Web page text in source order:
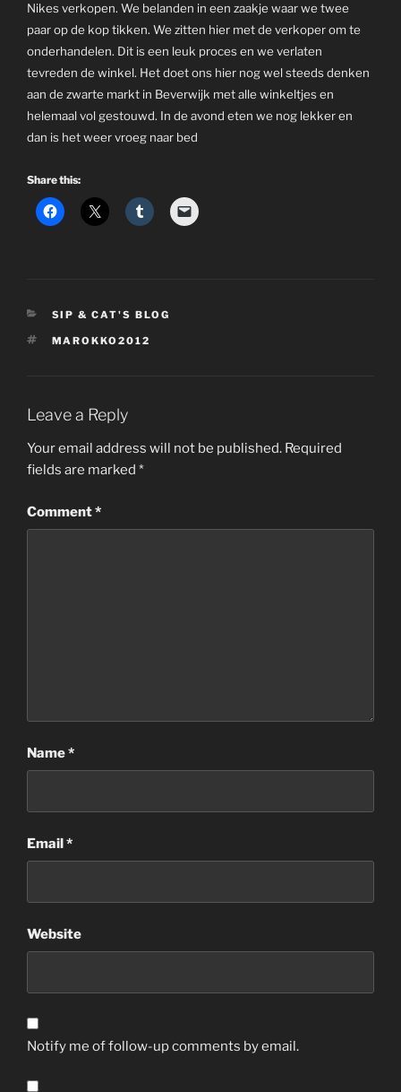
Nikes verkopen. We belanden in een zaakje waar we twee
paar op de kop tikken. We zitten hier met de verkoper om te
onderhandelen. Dit is een leuk proces en we verlaten
tevreden de winkel. Het doet ons hier nog wel steeds denken
aan de zwarte markt in Beverwijk met alle winkeltjes en
helemaal vol gestouwd. In de avond eten we nog lekker en
dan is het weer vroeg naar bed
Share this:
CATEGORIES
SIP & CAT'S BLOG
TAGS
MAROKKO2012
Leave a Reply
Your email address will not be published. Required
fields are marked *
Comment*
Name*
Email*
Website
Notify me of follow-up comments by email.